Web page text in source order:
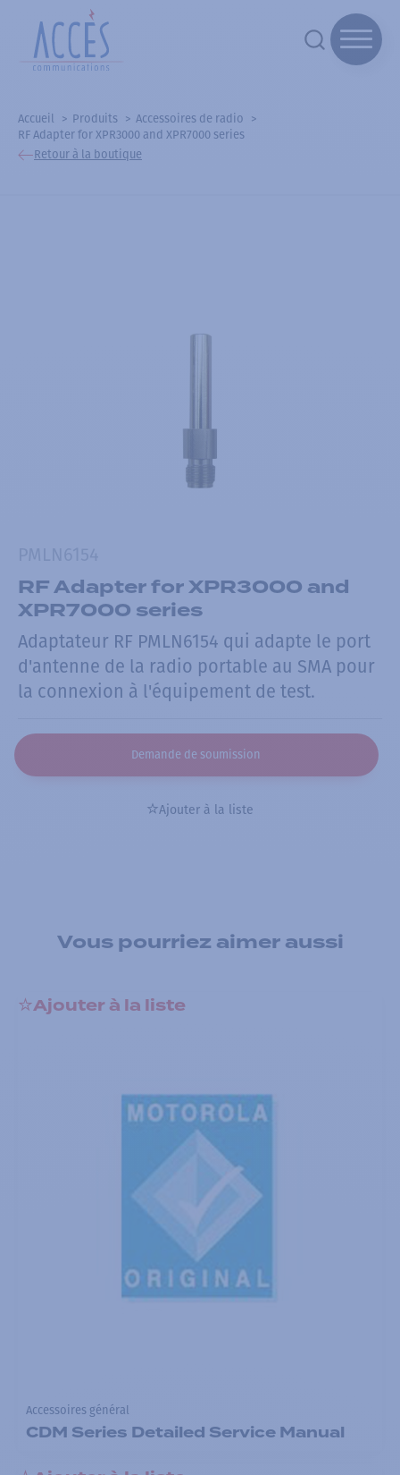
Accueil Produits
Accessoires de radio
RF Adapter for XPR3000 and XPR7000 series
Retour à la boutique
RF Adapter for XPR3000 and
XPR7000 series
Adaptateur RF PMLN6154 qui adapte le port
d'antenne de la radio portable au SMA pour
la connexion à l'équipement de test.
Demande de soumission
Ajouter à la liste
Vous pourriez aimer aussi
Ajouter à la liste
Accessoires général
CDM Series Detailed Service Manual